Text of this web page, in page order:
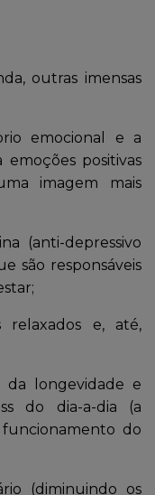
outras imensas
emocional e a
positivas
imagem mais
(anti-depressivo
são responsáveis
relaxados e, até,
da longevidade e
do dia-a-dia (a
do
(diminuindo os